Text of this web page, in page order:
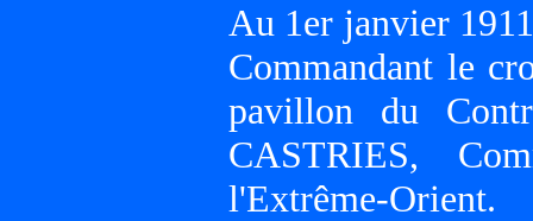
Au 1er janvier
Commandant le
pavillon du
CASTRIES,
l'Extrême-Orient.